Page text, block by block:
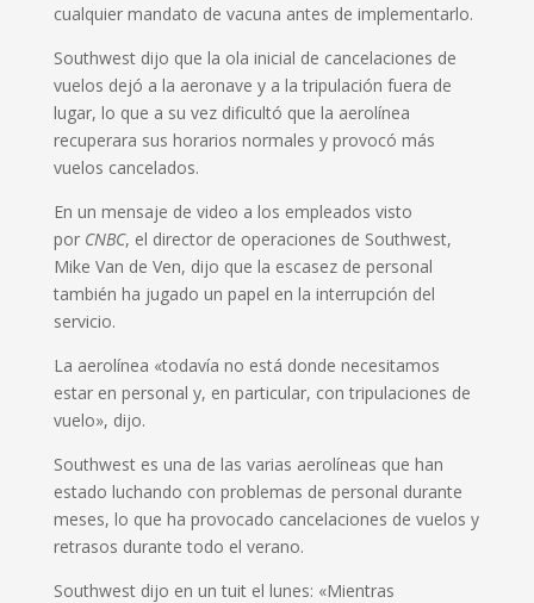
cualquier mandato de vacuna antes de implementarlo.
Southwest dijo que la ola inicial de cancelaciones de
vuelos dejó a la aeronave y a la tripulación fuera de
lugar, lo que a su vez dificultó que la aerolínea
recuperara sus horarios normales y provocó más
vuelos cancelados.
En un mensaje de video a los empleados visto
por CNBC, el director de operaciones de Southwest,
Mike Van de Ven, dijo que la escasez de personal
también ha jugado un papel en la interrupción del
servicio.
La aerolínea «todavía no está donde necesitamos
estar en personal y, en particular, con tripulaciones de
vuelo», dijo.
Southwest es una de las varias aerolíneas que han
estado luchando con problemas de personal durante
meses, lo que ha provocado cancelaciones de vuelos y
retrasos durante todo el verano.
Southwest dijo en un tuit el lunes: «Mientras